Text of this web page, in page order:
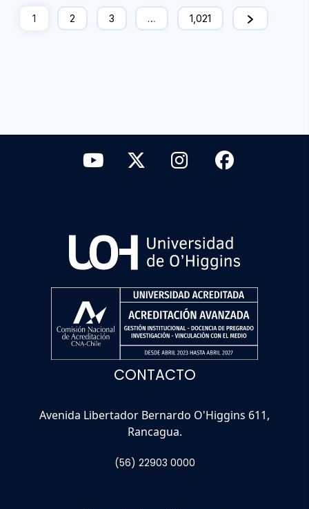
1 2 3 … 1,021
CONTACTO
Avenida Libertador Bernardo O'Higgins 611,
Rancagua.
(56) 22903 0000